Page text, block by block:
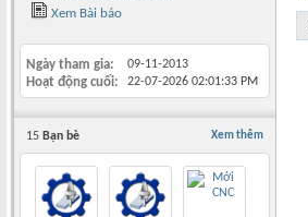
Xem Bài báo
Ngày tham gia 09-11-2013
Hoạt động cuối 22-07-2026 02:01:33 PM
Xem thêm
15 Bạn bè